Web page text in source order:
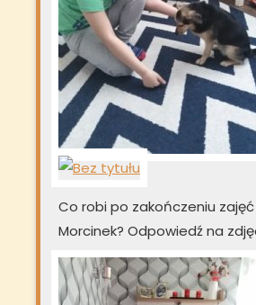
Co robi po zakończeniu
Morcinek? Odpowiedź na